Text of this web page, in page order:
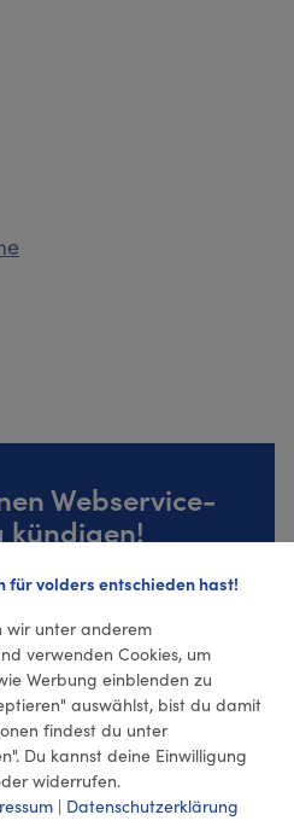
Webservice-
kündigen!
für volders entschieden hast!
wir unter anderem
verwenden Cookies, um
Werbung einblenden zu
auswählst, bist du damit
findest du unter
Du kannst deine Einwilligung
widerrufen.
| Datenschutzerklärung